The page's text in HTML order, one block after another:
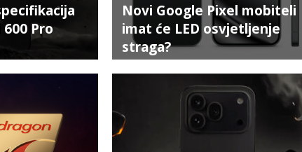
600 Pro
Novi Google Pixel mobiteli
imat će LED osvjetljenje
straga?